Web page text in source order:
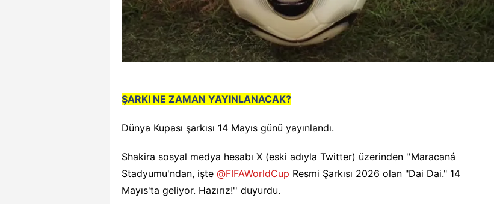
ŞARKI NE ZAMAN YAYINLANACAK?
Dünya Kupası şarkısı 14 Mayıs günü yayınlandı.
Shakira sosyal medya hesabı X (eski adıyla Twitter) üzerinden ''Maracaná
Stadyumu'ndan, işte @FIFAWorldCup Resmi Şarkısı 2026 olan "Dai Dai." 14
Mayıs'ta geliyor. Hazırız!'' duyurdu.